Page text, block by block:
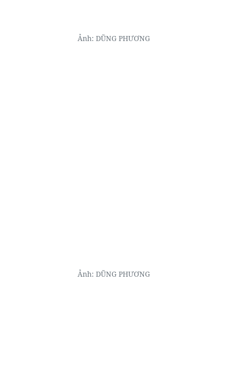
Ảnh: DŨNG PHƯƠNG
Ảnh: DŨNG PHƯƠNG